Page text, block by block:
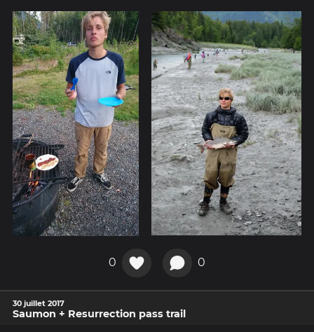
0 0
30 juillet 2017
Saumon + Resurrection pass trail